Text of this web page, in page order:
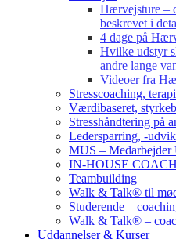
Hærvejsture –
beskrevet i
4 dage på
Hvilke udstyr
andre lange
Videoer fra
Stresscoaching,
Værdibaseret,
Stresshåndtering på
Ledersparring, -
MUS – Medarbejder
IN-HOUSE
Teambuilding
Walk & Talk® til
Studerende –
Walk & Talk® –
Uddannelser & Kurser